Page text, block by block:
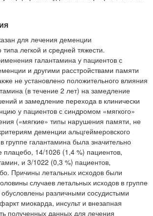
для лечения деменции
типа легкой и средней тяжести.
галантамина у пациентов с
и другими расстройствами памяти
не установлено положительного влияния
(в течение 2 лет) на замедление
и замедление перехода в клинически
у пациентов с синдромом «мягкого»
(«мягкие» типы нарушения памяти, не
деменции альцгеймеровского
группе галантамина была значительно
плацебо, 14/1026 (1,4 %) пациентов,
и 3/1022 (0,3 %) пациентов,
Причины летальных исходов были
случаев летальных исходов в группе
различными сосудистыми
миокарда, инсульт и внезапная
полученных данных для лечения